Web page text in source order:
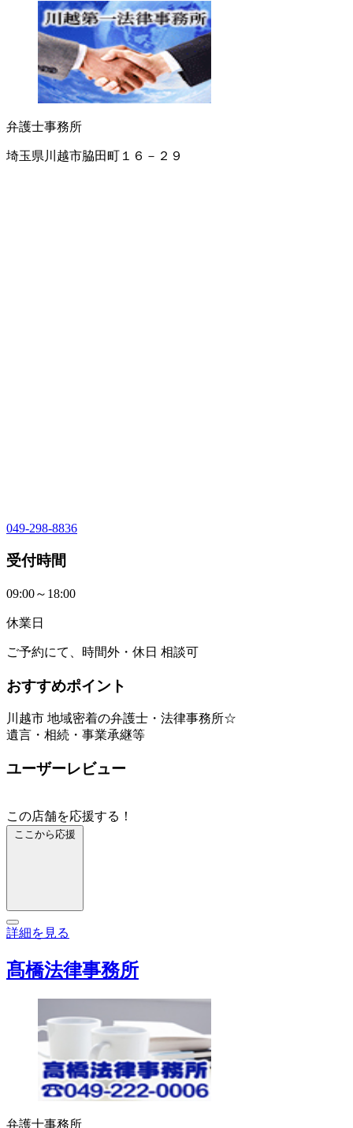
弁護士事務所
埼玉県川越市脇田町１６－２９
049-298-8836
受付時間
09:00～18:00
休業日
ご予約にて、時間外・休日 相談可
おすすめポイント
川越市 地域密着の弁護士・法律事務所☆
遺言・相続・事業承継等
ユーザーレビュー
この店舗を応援する！
ここから応援
詳細を見る
髙橋法律事務所
弁護士事務所